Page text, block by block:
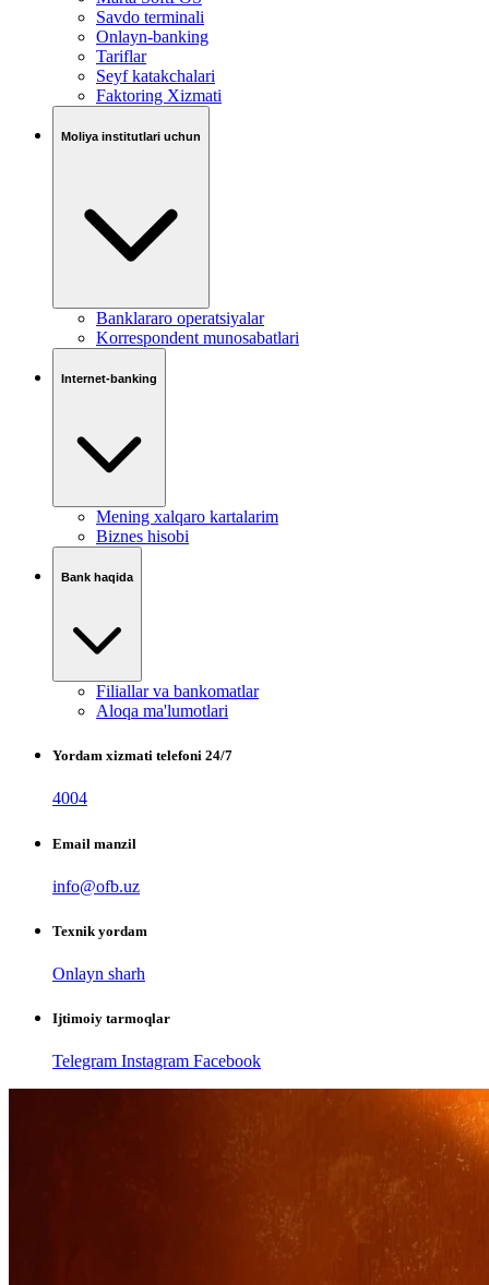
Savdo terminali
Onlayn-banking
Tariflar
Seyf katakchalari
Faktoring Xizmati
Moliya institutlari uchun
Banklararo operatsiyalar
Korrespondent munosabatlari
Internet-banking
Mening xalqaro kartalarim
Biznes hisobi
Bank haqida
Filiallar va bankomatlar
Aloqa ma'lumotlari
Yordam xizmati telefoni 24/7
4004
Email manzil
info@ofb.uz
Texnik yordam
Onlayn sharh
Ijtimoiy tarmoqlar
Telegram Instagram Facebook